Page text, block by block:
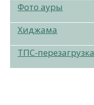
Фото ауры
Хиджама
ТПС-перезагрузка